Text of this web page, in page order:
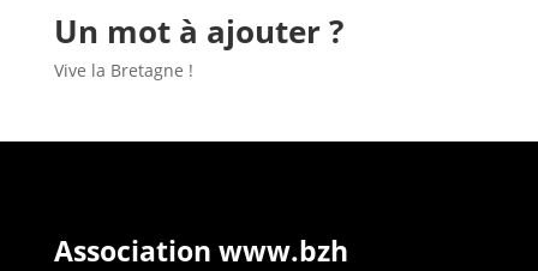
Un mot à ajouter ?
Vive la Bretagne !
Association www.bzh